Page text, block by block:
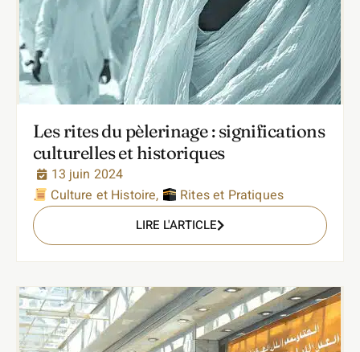
Les rites du pèlerinage : significations
culturelles et historiques
13 juin 2024
Culture et Histoire, Rites et Pratiques
LIRE L'ARTICLE